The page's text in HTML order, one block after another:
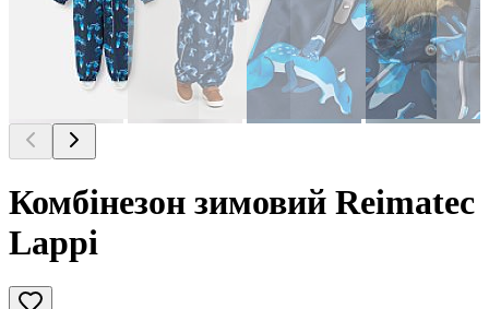
Комбінезон зимовий Reimatec
Lappi